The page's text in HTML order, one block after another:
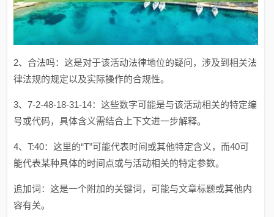
2、合法吗：这是对于该活动法律地位的疑问，涉及到相关法
律法规的规定以及实际操作的合规性。
3、7-2-48-18-31-14：这些数字可能是与该活动相关的特定编
号或代码，具体含义需结合上下文进一步解释。
4、T:40：这里的“T”可能代表时间或其他特定含义，而40可
能代表某种具体的时间点或与活动相关的特定参数。
追加词：这是一个附加的关键词，可能与文章标题或其他内
容有关。